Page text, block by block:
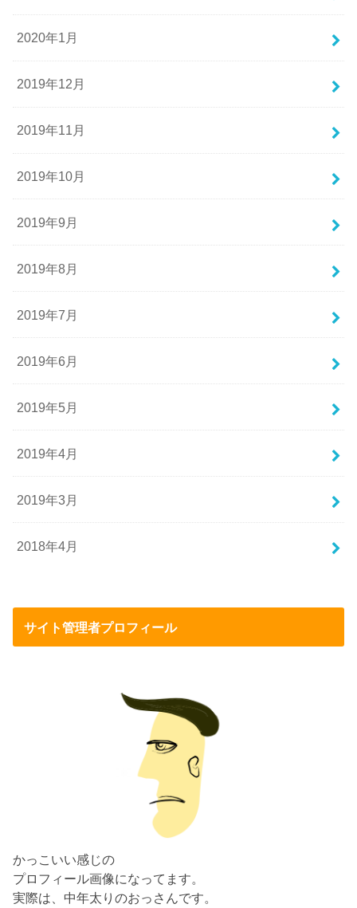
2020年1月
2019年12月
2019年11月
2019年10月
2019年9月
2019年8月
2019年7月
2019年6月
2019年5月
2019年4月
2019年3月
2018年4月
サイト管理者プロフィール
かっこいい感じの
プロフィール画像になってます。
実際は、中年太りのおっさんです。